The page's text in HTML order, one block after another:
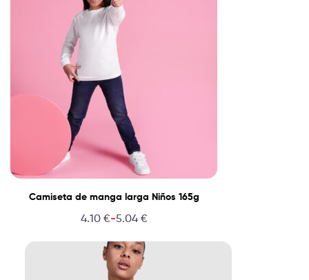
Camiseta de manga larga Niños 165g
4.10 €-5.04 €